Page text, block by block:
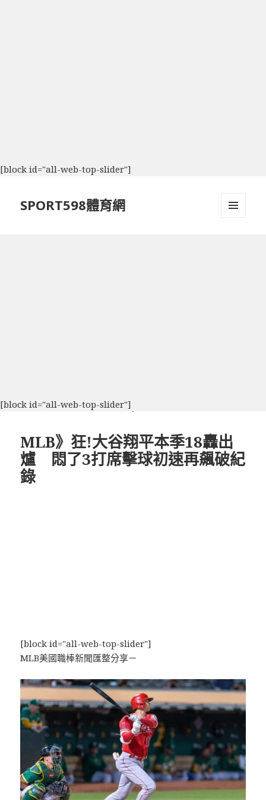
[block id="all-web-top-slider"]
SPORT598體育網
[block id="all-web-top-slider"]
MLB》狂!大谷翔平本季18轟出
爐 悶了3打席擊球初速再飆破紀
錄
[block id="all-web-top-slider"]
MLB美國職棒新聞匯整分享－